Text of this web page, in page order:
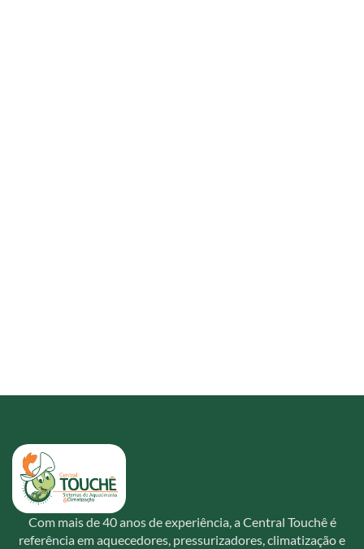
Com mais de 40 anos de experiência, a Central Touchê é
referência em aquecedores, pressurizadores, climatização e